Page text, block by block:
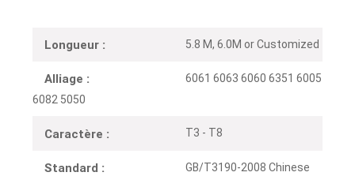
Longueur : 5.8 M, 6.0M or Customized
Alliage :
6061 6063 6060 6351 6005
6082 5050
Caractère : T3 - T8
Standard :
GB/T3190-2008 Chinese